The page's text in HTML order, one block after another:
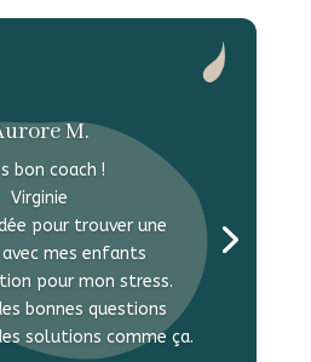
M.
bon coach !
Virginie
pour trouver une
mes enfants
pour mon stress.
bonnes questions
solutions comme ça.